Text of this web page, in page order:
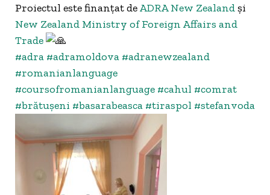
Proiectul este finanțat deADRA New Zealandși
New Zealand Ministry of Foreign Affairs and
Trade
#adra #adramoldova #adranewzealand
#romanianlanguage
#coursofromanianlanguage #cahul #comrat
#brătuşeni #basarabeasca #tiraspol #stefanvoda